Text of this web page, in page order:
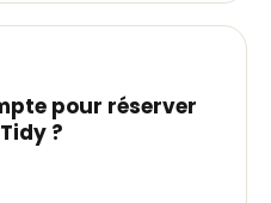
pour réserver
?